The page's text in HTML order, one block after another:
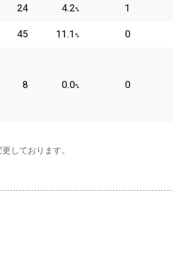
24 4.2% 1
45 11.1 % 0
8 0.0% 0
しております。